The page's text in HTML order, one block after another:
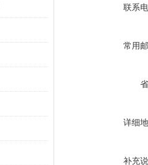
联系
常用
详细
补充